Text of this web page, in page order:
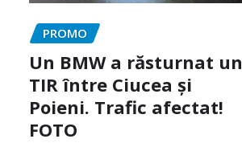
PROMO
Un BMW a răsturnat un
TIR între Ciucea și
Poieni. Trafic afectat!
FOTO